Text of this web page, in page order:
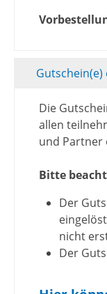
Gutschein(e)
Die
allen
und Partner
Bitte
Der
nicht
Der